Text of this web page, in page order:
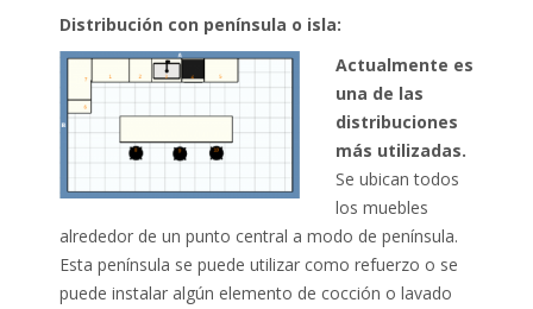
Distribución con península o isla:
Actualmente es
una de las
distribuciones
más utilizadas.
Se ubican todos
los muebles
alrededor de un punto central a modo de península.
Esta península se puede utilizar como refuerzo o se
puede instalar algún elemento de cocción o lavado